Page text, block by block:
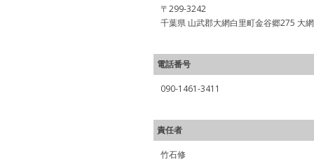
〒299-3242
千葉県 山武郡大網白里町金谷郷275 大
電話番号
090-1461-3411
責任者
竹石修